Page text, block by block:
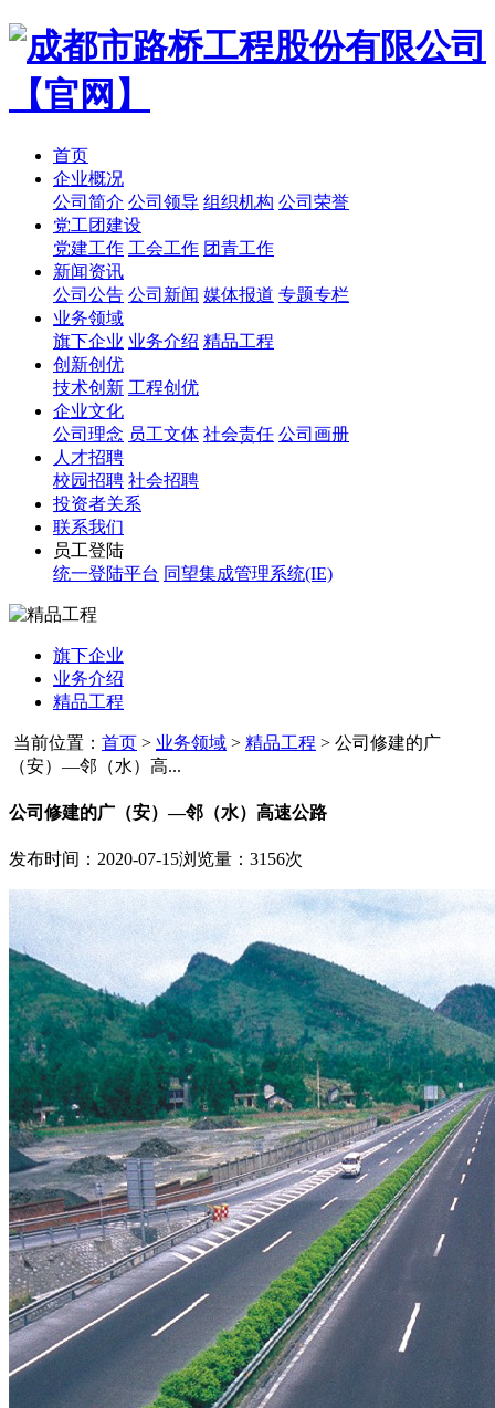
首页
企业概况
公司简介 公司领导 组织机构 公司荣誉
党工团建设
党建工作 工会工作 团青工作
新闻资讯
公司公告 公司新闻 媒体报道 专题专栏
业务领域
旗下企业 业务介绍 精品工程
创新创优
技术创新 工程创优
企业文化
公司理念 员工文体 社会责任 公司画册
人才招聘
校园招聘 社会招聘
投资者关系
联系我们
员工登陆
统一登陆平台 同望集成管理系统(IE)
旗下企业
业务介绍
精品工程
当前位置： 首页 > 业务领域 > 精品工程 > 公司修建的广
（安）—邻（水）高...
公司修建的广（安）—邻（水）高速公路
发布时间：2020-07-15浏览量：3156次